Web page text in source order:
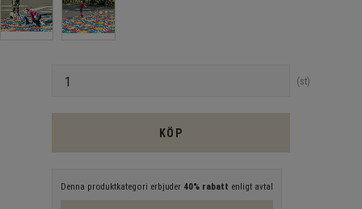
st
KÖP
Denna produktkategori erbjuder 40% rabatt enligt avtal